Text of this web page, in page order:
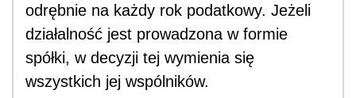
odrębnie na każdy rok podatkowy. Jeżeli
działalność jest prowadzona w formie
spółki, w decyzji tej wymienia się
wszystkich jej wspólników.